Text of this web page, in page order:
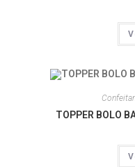
TOPPER BOLO